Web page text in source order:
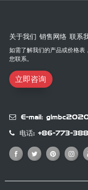
关于我们 销售网络 联系
如需了解我们的产品或价格表
您联系。
立即咨询
E-mail:
电话: +86-773-